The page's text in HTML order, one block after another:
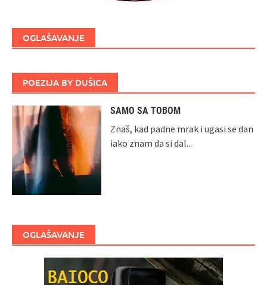
OGLAŠAVANJE
POEZIJA BY DUŠICA
SAMO SA TOBOM
Znaš, kad padne mrak i ugasi se dan
iako znam da si dal...
OGLAŠAVANJE